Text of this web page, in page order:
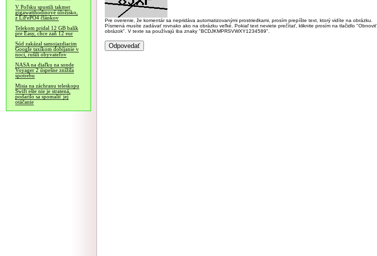
V Poľsku spustili takmer
gigawatthodinové úložisko,
z LiFePO4 článkov
Telekom pridal 12 GB balík
pre Easy, chce zaň 12 eur
Súd zakázal samojazdiacim
Google taxíkom dobíjanie v
noci, rušili obyvateľov
NASA na diaľku na sonde
Voyager 2 úspešne znížila
spotrebu
Misia na záchranu teleskopu
Swift ešte nie je stratená,
podarilo sa spomaliť jej
otáčanie
Pre overenie, že komentár sa nepridáva automatizovanými prostriedkami, prosím prepíšte text, ktorý vidíte na obrázku.
Písmená musíte zadávať rovnako ako na obrázku veľké. Pokiaľ text neviete prečítať, kliknite prosím na tlačidlo "Obnoviť
obrázok". V texte sa používajú iba znaky "BCDJKMPRSVWXY1234589".